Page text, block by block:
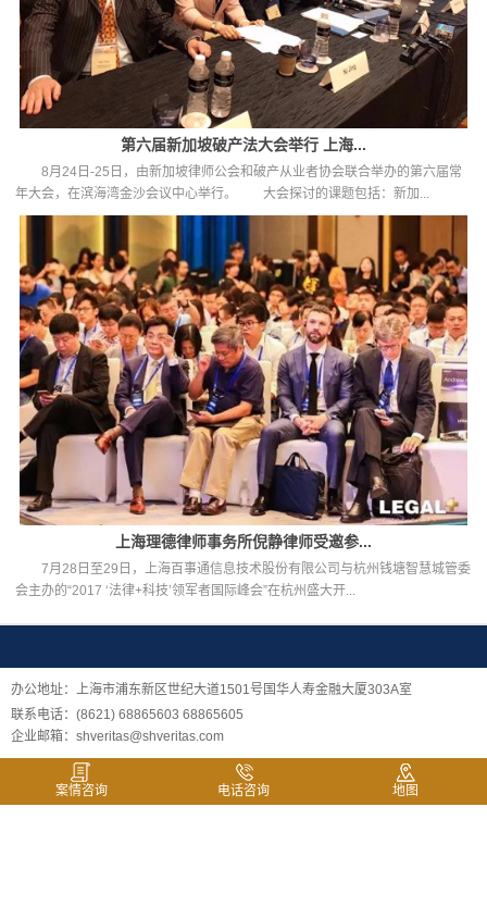
第六届新加坡破产法大会举行 上海...
8月24日-25日，由新加坡律师公会和破产从业者协会联合举办的第六届常
年大会，在滨海湾金沙会议中心举行。 大会探讨的课题包括：新加...
上海理德律师事务所倪静律师受邀参...
7月28日至29日，上海百事通信息技术股份有限公司与杭州钱塘智慧城管委
会主办的“2017 ‘法律+科技’领军者国际峰会”在杭州盛大开...
办公地址：上海市浦东新区世纪大道1501号国华人寿金融大厦303A室
联系电话：(8621) 68865603 68865605
企业邮箱：shveritas@shveritas.com
案情咨询 电话咨询 地图